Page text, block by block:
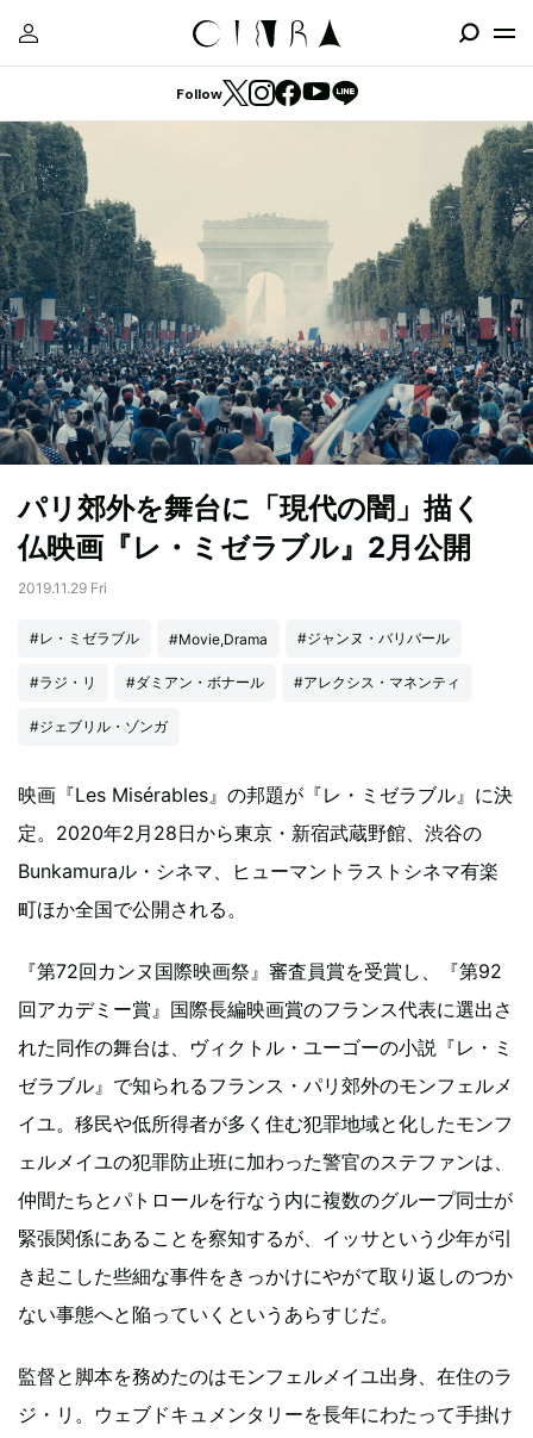
Follow
パリ郊外を舞台に「現代の闇」描く
仏映画『レ・ミゼラブル』2月公開
2019.11.29 Fri
#レ・ミゼラブル #Movie,Drama #ジャンヌ・バリバール
#ラジ・リ #ダミアン・ボナール #アレクシス・マネンティ
#ジェブリル・ゾンガ
映画『Les Misérables』の邦題が『レ・ミゼラブル』に決
定。2020年2月28日から東京・新宿武蔵野館、渋谷の
Bunkamuraル・シネマ、ヒューマントラストシネマ有楽
町ほか全国で公開される。
『第72回カンヌ国際映画祭』審査員賞を受賞し、『第92
回アカデミー賞』国際長編映画賞のフランス代表に選出さ
れた同作の舞台は、ヴィクトル・ユーゴーの小説『レ・ミ
ゼラブル』で知られるフランス・パリ郊外のモンフェルメ
イユ。移民や低所得者が多く住む犯罪地域と化したモンフ
ェルメイユの犯罪防止班に加わった警官のステファンは、
仲間たちとパトロールを行なう内に複数のグループ同士が
緊張関係にあることを察知するが、イッサという少年が引
き起こした些細な事件をきっかけにやがて取り返しのつか
ない事態へと陥っていくというあらすじだ。
監督と脚本を務めたのはモンフェルメイユ出身、在住のラ
ジ・リ。ウェブドキュメンタリーを長年にわたって手掛け